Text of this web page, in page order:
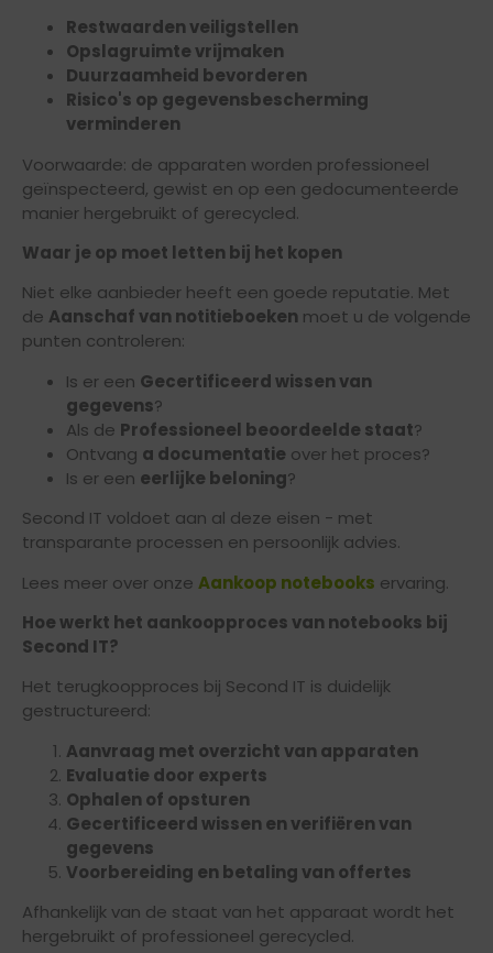
Restwaarden veiligstellen
Opslagruimte vrijmaken
Duurzaamheid bevorderen
Risico's op gegevensbescherming
verminderen
Voorwaarde: de apparaten worden professioneel
geïnspecteerd, gewist en op een gedocumenteerde
manier hergebruikt of gerecycled.
Waar je op moet letten bij het kopen
Niet elke aanbieder heeft een goede reputatie. Met
de Aanschaf van notitieboeken moet u de volgende
punten controleren:
Is er een Gecertificeerd wissen van
gegevens?
Als de Professioneel beoordeelde staat?
Ontvang a documentatie over het proces?
Is er een eerlijke beloning?
Second IT voldoet aan al deze eisen - met
transparante processen en persoonlijk advies.
Lees meer over onze Aankoop notebooks ervaring.
Hoe werkt het aankoopproces van notebooks bij
Second IT?
Het terugkoopproces bij Second IT is duidelijk
gestructureerd:
Aanvraag met overzicht van apparaten
Evaluatie door experts
Ophalen of opsturen
Gecertificeerd wissen en verifiëren van
gegevens
Voorbereiding en betaling van offertes
Afhankelijk van de staat van het apparaat wordt het
hergebruikt of professioneel gerecycled.